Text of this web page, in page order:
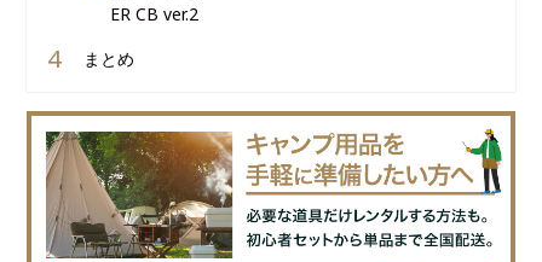
ER CB ver.2
まとめ